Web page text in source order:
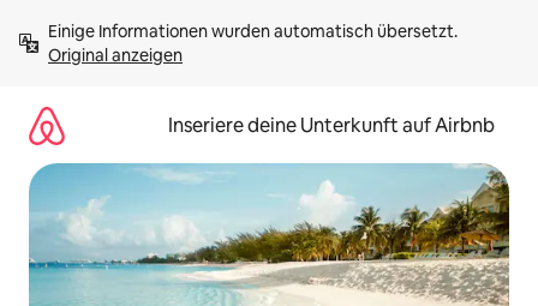
Inhalten
springenOriginal anzeigen
Inseriere deine Unterkunft auf Airbnb